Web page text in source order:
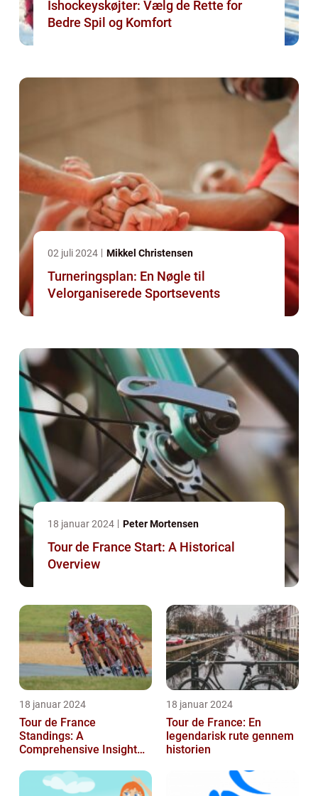
Ishockeyskøjter: Vælg de Rette for
Bedre Spil og Komfort
02 juli 2024 Mikkel Christensen
Turneringsplan: En Nøgle til
Velorganiserede Sportsevents
18 januar 2024 Peter Mortensen
Tour de France Start: A Historical
Overview
18 januar 2024
Tour de France
Standings: A
Comprehensive Insight
Race
18 januar 2024
Tour de France: En
legendarisk rute gennem
historien